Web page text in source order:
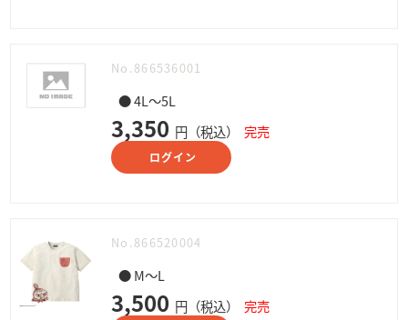
No.866536001
● 4L～5L
3,350 円（税込） 完売
ログイン
No.866520004
● M～L
3,500 円（税込） 完売